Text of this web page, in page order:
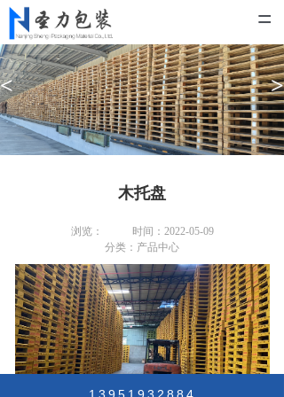
=
首页
关于我们
产品中心
< >
木托盘
浏览：
时间：2022-05-09
分类：产品中心